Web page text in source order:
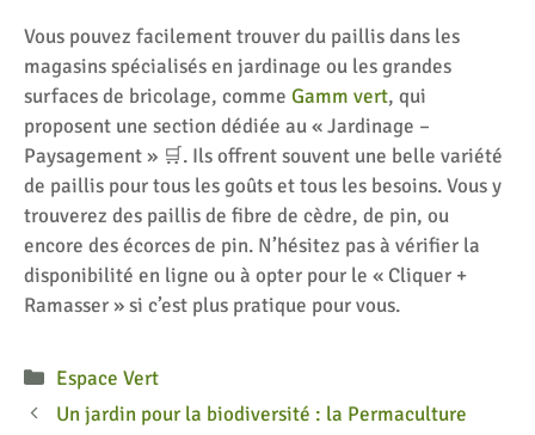
Vous pouvez facilement trouver du paillis dans les
magasins spécialisés en jardinage ou les grandes
surfaces de bricolage, comme Gamm vert, qui
proposent une section dédiée au « Jardinage –
Paysagement » 🛒. Ils offrent souvent une belle variété
de paillis pour tous les goûts et tous les besoins. Vous y
trouverez des paillis de fibre de cèdre, de pin, ou
encore des écorces de pin. N’hésitez pas à vérifier la
disponibilité en ligne ou à opter pour le « Cliquer +
Ramasser » si c’est plus pratique pour vous.
Catégories
Espace Vert
Un jardin pour la biodiversité : la Permaculture